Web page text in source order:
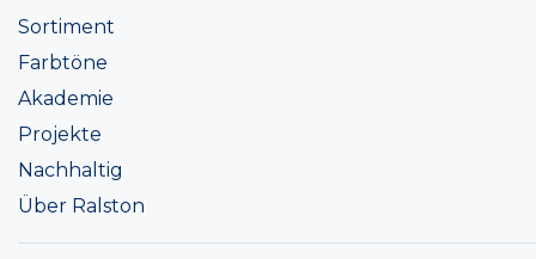
Sortiment
Farbtöne
Akademie
Projekte
Nachhaltig
Über Ralston